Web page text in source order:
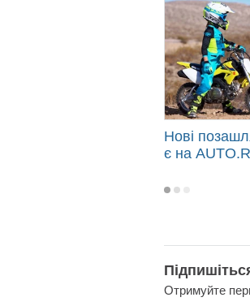
Нові
є на
2022-
Отримуйте